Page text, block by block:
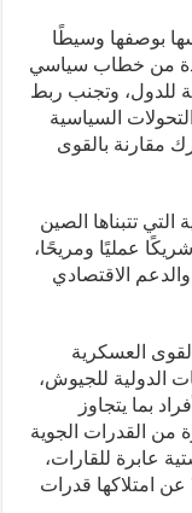
بوصفها وسيطًا
من خطاب سياسي
للدول، وتجنب ربط
السياسية
مقارنة بالقوى
التي تتبناها الصين
عمليًا ومريحًا،
والدعم الاقتصادي
العسكرية
الدولية للجيوش،
بما يتجاوز
القدرات الجوية
عابرة للقارات،
امتلاكها قدرات